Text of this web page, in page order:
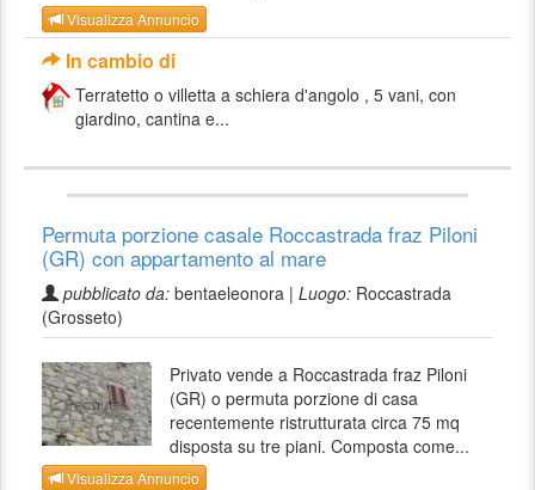
Visualizza Annuncio
In cambio di
Terratetto o villetta a schiera d'angolo , 5 vani, con
giardino, cantina e...
Permuta porzione casale Roccastrada fraz Piloni
(GR) con appartamento al mare
pubblicato da: bentaeleonora | Luogo: Roccastrada
(Grosseto)
Privato vende a Roccastrada fraz Piloni
(GR) o permuta porzione di casa
recentemente ristrutturata circa 75 mq
disposta su tre piani. Composta come...
Visualizza Annuncio